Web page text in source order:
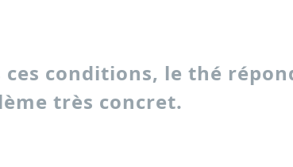
ces conditions, le thé
très concret.